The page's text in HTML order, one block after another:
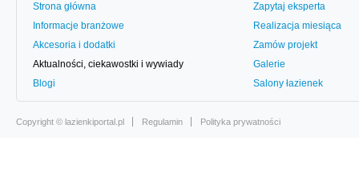
Strona główna
Informacje branżowe
Akcesoria i dodatki
Aktualności, ciekawostki i wywiady
Blogi
Zapytaj eksperta
Realizacja miesiąca
Zamów projekt
Galerie
Salony łazienek
Copyright © lazienkiportal.pl Regulamin Polityka prywatności